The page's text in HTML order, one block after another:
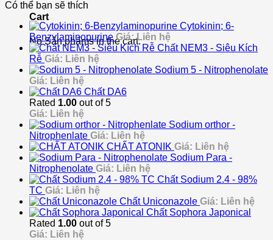
Cart
No Sản phẩms in the cart.
Có thể bạn sẽ thích
Cytokinin; 6-
Benzylaminopurine Giá: Liên hệ
Chất NEM3 - Siêu Kích
Rễ Giá: Liên hệ
Sodium 5 - Nitrophenolate
Giá: Liên hệ
Chất DA6
Rated 1.00 out of 5
Giá: Liên hệ
Sodium orthor -
Nitrophenlate Giá: Liên hệ
CHẤT ATONIK Giá: Liên hệ
Sodium Para -
Nitrophenolate Giá: Liên hệ
Chất Sodium 2.4 - 98%
TC Giá: Liên hệ
Chất Uniconazole Giá: Liên hệ
Chất Sophora Japonical
Rated 1.00 out of 5
Giá: Liên hệ